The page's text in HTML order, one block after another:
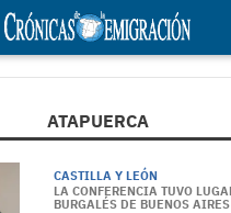
ATAPUERCA
CASTILLA Y LEÓN
LA CONFERENCIA TUVO
BURGALÉS DE BUENOS AIRES